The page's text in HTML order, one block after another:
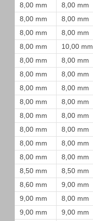
8,00 mm
8,00 mm
8,00 mm
8,00 mm
8,00 mm
8,00 mm
8,00 mm
10,00 mm
8,00 mm
8,00 mm
8,00 mm
8,00 mm
8,00 mm
8,00 mm
8,00 mm
8,00 mm
8,00 mm
8,00 mm
8,00 mm
8,00 mm
8,00 mm
8,00 mm
8,00 mm
8,00 mm
8,50 mm
8,50 mm
8,60 mm
9,00 mm
9,00 mm
8,00 mm
9,00 mm
9,00 mm